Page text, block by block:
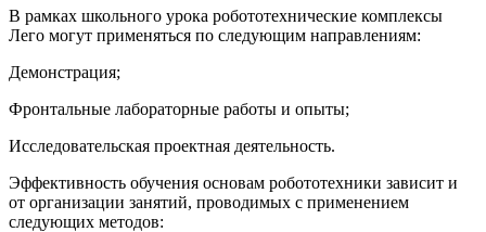
В рамках школьного урока робототехнические комплексы
Лего могут применяться по следующим направлениям:
Демонстрация;
Фронтальные лабораторные работы и опыты;
Исследовательская проектная деятельность.
Эффективность обучения основам робототехники зависит и
от организации занятий, проводимых с применением
следующих методов: